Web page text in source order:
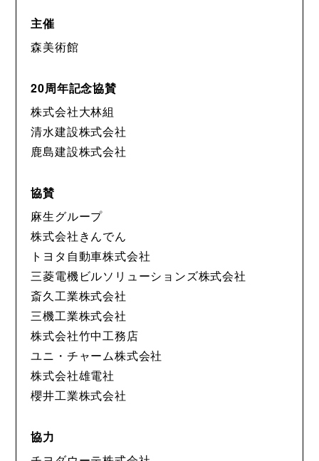
主催
森美術館
20周年記念協賛
株式会社大林組
清水建設株式会社
鹿島建設株式会社
協賛
麻生グループ
株式会社きんでん
トヨタ自動車株式会社
三菱電機ビルソリューションズ株式会社
斎久工業株式会社
三機工業株式会社
株式会社竹中工務店
ユニ・チャーム株式会社
株式会社雄電社
櫻井工業株式会社
協力